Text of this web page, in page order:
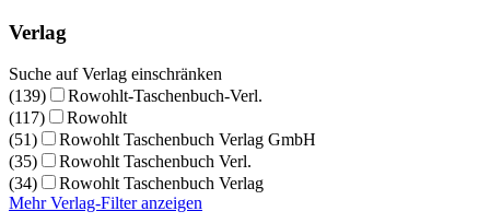
Verlag
Suche auf Verlag einschränken
(139)
Rowohlt-Taschenbuch-Verl.
(117)
Rowohlt
(51)
Rowohlt Taschenbuch Verlag GmbH
(35)
Rowohlt Taschenbuch Verl.
(34)
Rowohlt Taschenbuch Verlag
Mehr Verlag-Filter anzeigen